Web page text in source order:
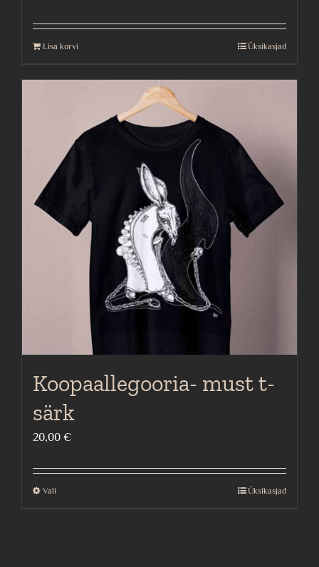
Lisa korvi Üksikasjad
Koopaallegooria- must t-
särk
20,00 €
Vali Üksikasjad